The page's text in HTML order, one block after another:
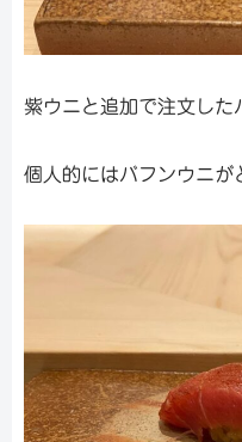
紫ウニと追加で注文した
個人的にはバフンウニが